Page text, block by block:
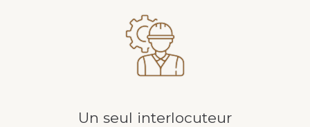
Un seul interlocuteur